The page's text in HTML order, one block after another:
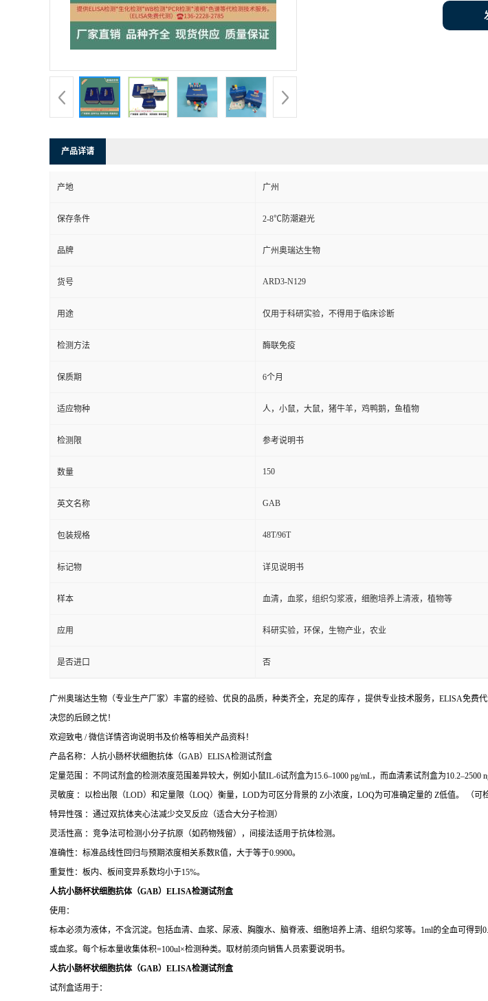
产品详请
产地 广州
保存条件 2-8℃防潮避光
品牌 广州奥瑞达生物
货号 ARD3-N129
用途 仅用于科研实验，不得用于临床诊断
检测方法 酶联免疫
保质期 6个月
适应物种 人，小鼠，大鼠，猪牛羊，鸡鸭鹅，鱼植物
检测限 参考说明书
数量 150
英文名称 GAB
包装规格 48T/96T
标记物 详见说明书
样本 血清，血浆，组织匀浆液，细胞培养上清液，植物等
应用 科研实验，环保，生物产业，农业
是否进口 否
广州奥瑞达生物（专业生产厂家）丰富的经验、优良的品质，种类齐全，充足的库存 ，提供专业技术服务，ELISA免
决您的后顾之忧！
欢迎致电 / 微信详情咨询说明书及价格等相关产品资料！
产品名称：人抗小肠杯状细胞抗体（GAB）ELISA检测试剂盒
定量范围 ：不同试剂盒的检测浓度范围差异较大，例如小鼠IL-6试剂盒为15.6–1000 pg/mL，而血清素试剂盒为10.2–2500
灵敏度 ：以检出限（LOD）和定量限（LOQ）衡量，LOD为可区分背景的 Z小浓度，LOQ为可准确定量的 Z低值。 （可
特异性强 ：通过双抗体夹心法减少交叉反应（适合大分子检测）
灵活性高 ：竞争法可检测小分子抗原（如药物残留），间接法适用于抗体检测。
准确性：标准品线性回归与预期浓度相关系数R值，大于等于0.9900。
重复性：板内、板间变异系数均小于15%。
人抗小肠杯状细胞抗体（GAB）ELISA检测试剂盒
使用：
标本必须为液体，不含沉淀。包括血清、血浆、尿液、胸腹水、脑脊液、细胞培养上清、组织匀浆等。1ml的全血可得到
或血浆。每个标本量收集体积=100ul×检测种类。取材前须向销售人员索要说明书。
人抗小肠杯状细胞抗体（GAB）ELISA检测试剂盒
试剂盒适用于：